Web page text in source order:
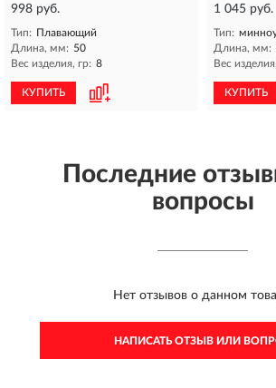
998 руб.
Тип: Плавающий
Длина, мм: 50
Вес изделия, гр: 8
КУПИТЬ
1 045 руб.
Тип:
Длина, мм:
Вес
КУПИТЬ
Последние
вопросы
Нет отзывов о данном
НАПИСАТЬ ОТЗЫВ ИЛИ